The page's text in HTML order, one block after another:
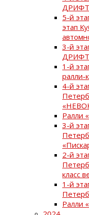
5-й
этап
3-й
1-й
ралли-
4-й
Ралли
3-й
2-й
класс
1-й
Ралли